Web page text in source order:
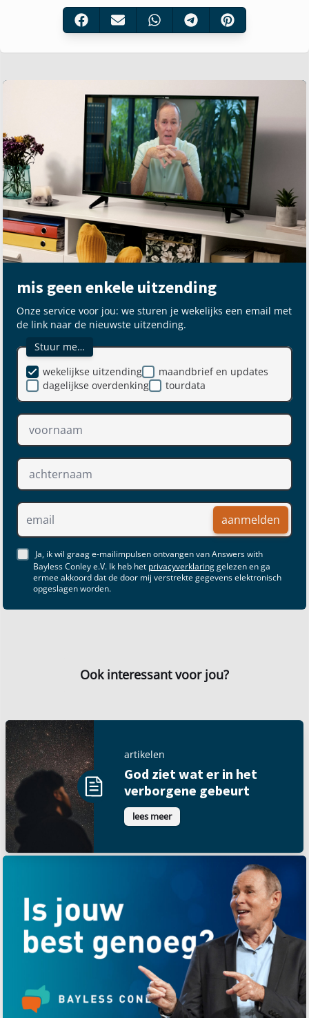
mis geen enkele uitzending
Onze service voor jou: we sturen je wekelijks een email met
de link naar de nieuwste uitzending.
Stuur me…
maandbrief en updates
dagelijkse overdenking
wekelijkse uitzending
tourdata
aanmelden
Ja, ik wil graag e-mailimpulsen ontvangen van Answers with
Bayless Conley e.V. Ik heb het privacyverklaringgelezen en ga
ermee akkoord dat de door mij verstrekte gegevens elektronisch
opgeslagen worden.
Ook interessant voor jou?
artikelen
God ziet wat er in het
verborgene gebeurt
lees meer